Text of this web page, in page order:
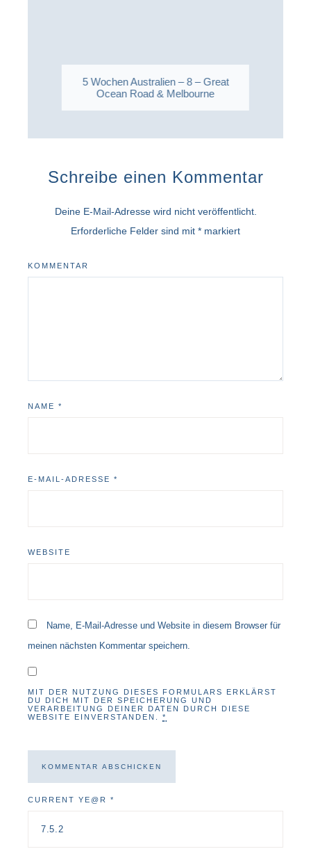
5 Wochen Australien – 8 – Great
Ocean Road & Melbourne
Schreibe einen Kommentar
Deine E-Mail-Adresse wird nicht veröffentlicht.
Erforderliche Felder sind mit * markiert
KOMMENTAR
NAME *
E-MAIL-ADRESSE *
WEBSITE
Name, E-Mail-Adresse und Website in diesem Browser für
meinen nächsten Kommentar speichern.
MIT DER NUTZUNG DIESES FORMULARS ERKLÄRST
DU DICH MIT DER SPEICHERUNG UND
VERARBEITUNG DEINER DATEN DURCH DIESE
WEBSITE EINVERSTANDEN. *
CURRENT YE@R *